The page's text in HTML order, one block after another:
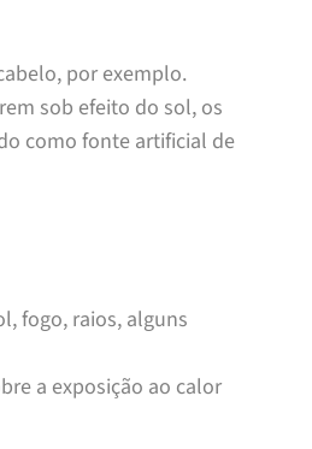
por exemplo.
sob efeito do sol, os
como fonte artificial de
fogo, raios, alguns
a exposição ao calor